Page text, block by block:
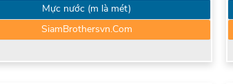
Mực nước (m là mét)
SiamBrothersvn.Com